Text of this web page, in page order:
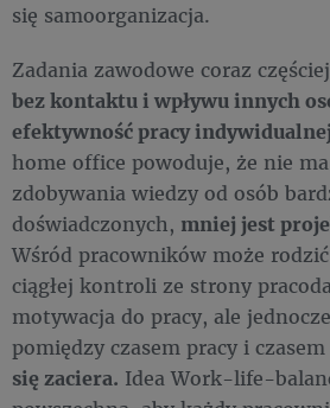
się samoorganizacja.
Zadania zawodowe coraz
bez kontaktu i wpływu innych
efektywność pracy
home office powoduje, że nie
zdobywania wiedzy od osób
doświadczonych, mniej jest
Wśród pracowników może
ciągłej kontroli ze strony
motywacja do pracy, ale
pomiędzy czasem pracy i
się zaciera. Idea Work-life-